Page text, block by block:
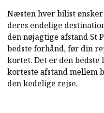
Næsten hver bilist
deres endelige
den nøjagtige afstand St
bedste forhånd, før din
kortet. Det er den bedste
korteste afstand mellem
den kedelige rejse.